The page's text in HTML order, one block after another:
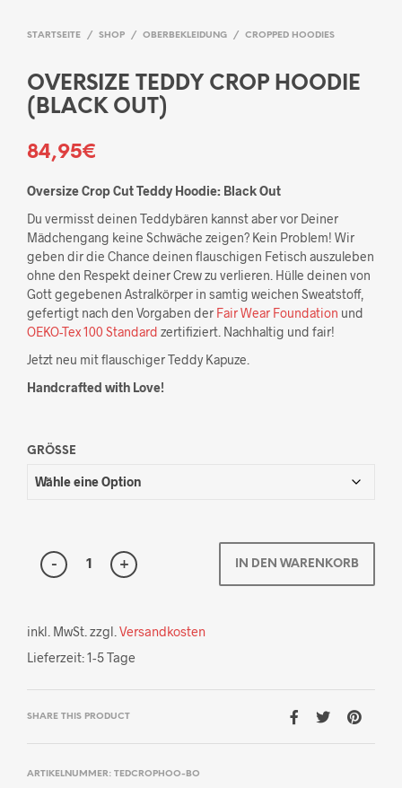
STARTSEITE / SHOP / OBERBEKLEIDUNG / CROPPED HOODIES
OVERSIZE TEDDY CROP HOODIE
(BLACK OUT)
84,95€
Oversize Crop Cut Teddy Hoodie: Black Out
Du vermisst deinen Teddybären kannst aber vor Deiner
Mädchengang keine Schwäche zeigen? Kein Problem! Wir
geben dir die Chance deinen flauschigen Fetisch auszuleben
ohne den Respekt deiner Crew zu verlieren. Hülle deinen von
Gott gegebenen Astralkörper in samtig weichen Sweatstoff,
gefertigt nach den Vorgaben der Fair Wear Foundation und
OEKO-Tex 100 Standard zertifiziert. Nachhaltig und fair!
Jetzt neu mit flauschiger Teddy Kapuze.
Handcrafted with Love!
GRÖSSE
IN DEN WARENKORB
inkl. MwSt. zzgl. Versandkosten
Lieferzeit:1-5 Tage
SHARE THIS PRODUCT
ARTIKELNUMMER: TEDCROPHOO-BO